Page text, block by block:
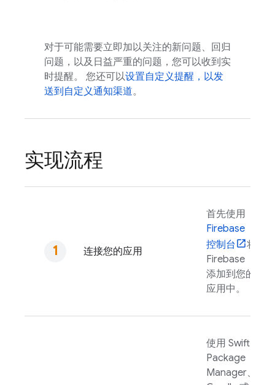
对于可能需要立即加以关注的新问题、回归
问题，以及日益严重的问题，您可以收到实
时提醒。 您还可以设置自定义提醒，以发
送到自定义通知渠道。
实现流程
连接您的应用
首先使用
Firebase
控制台
将
Firebase
添加到您的
应用中。
使用 Swift
Package
Manager、